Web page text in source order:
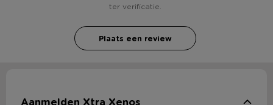
ter verificatie.
Plaats een review
Aanmelden Xtra Xenos